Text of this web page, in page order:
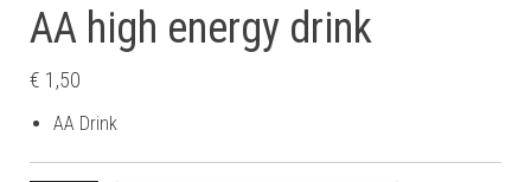
AA high energy drink
€ 1,50
AA Drink